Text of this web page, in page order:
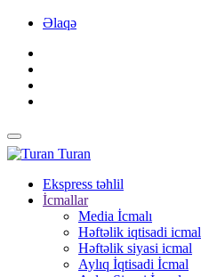
Əlaqə
Turan
Ekspress təhlil
İcmallar
Media İcmalı
Həftəlik iqtisadi icmal
Həftəlik siyasi icmal
Aylıq İqtisadi İcmal